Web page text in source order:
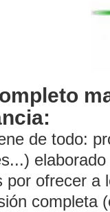
de todo:
por ofrecer a
completa